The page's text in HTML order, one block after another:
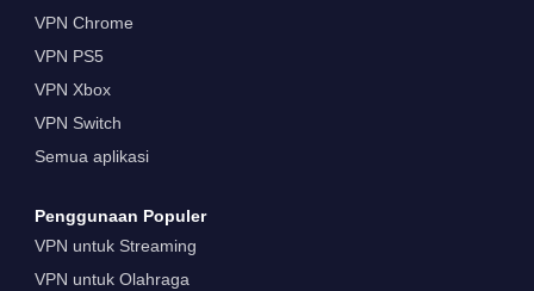
VPN Chrome
VPN PS5
VPN Xbox
VPN Switch
Semua aplikasi
Penggunaan Populer
VPN untuk Streaming
VPN untuk Olahraga